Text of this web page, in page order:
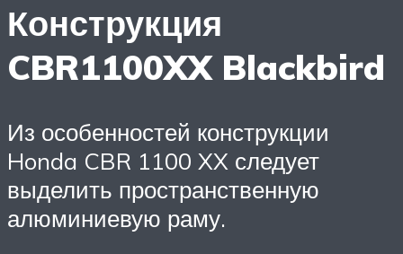
Конструкция
CBR1100XX Blackbird
Из особенностей конструкции
Honda CBR 1100 XX следует
выделить пространственную
алюминиевую раму.